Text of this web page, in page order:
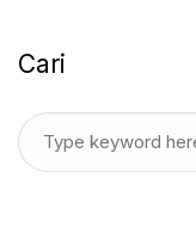
Cari